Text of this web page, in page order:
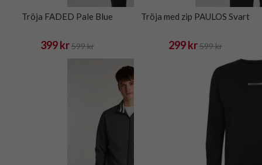
Tröja FADED Pale Blue
399 kr 599 kr
Tröja med zip PAULOS Svart
299 kr 599 kr